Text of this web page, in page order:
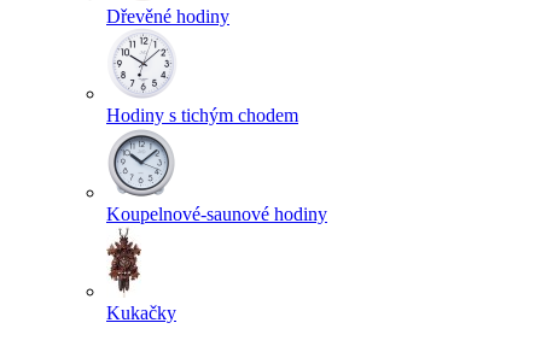
Dřevěné hodiny
Hodiny s tichým chodem
Koupelnové-saunové hodiny
Kukačky